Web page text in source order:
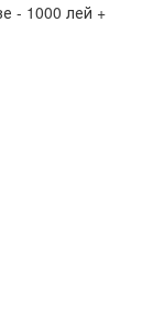
- 1000 лей +